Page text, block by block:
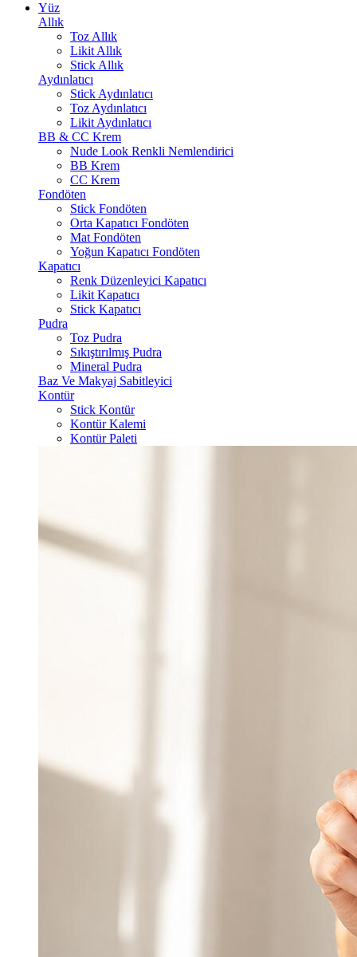
Yüz
Allık
Toz Allık
Likit Allık
Stick Allık
Aydınlatıcı
Stick Aydınlatıcı
Toz Aydınlatıcı
Likit Aydınlatıcı
BB & CC Krem
Nude Look Renkli Nemlendirici
BB Krem
CC Krem
Fondöten
Stick Fondöten
Orta Kapatıcı Fondöten
Mat Fondöten
Yoğun Kapatıcı Fondöten
Kapatıcı
Renk Düzenleyici Kapatıcı
Likit Kapatıcı
Stick Kapatıcı
Pudra
Toz Pudra
Sıkıştırılmış Pudra
Mineral Pudra
Baz Ve Makyaj Sabitleyici
Kontür
Stick Kontür
Kontür Kalemi
Kontür Paleti